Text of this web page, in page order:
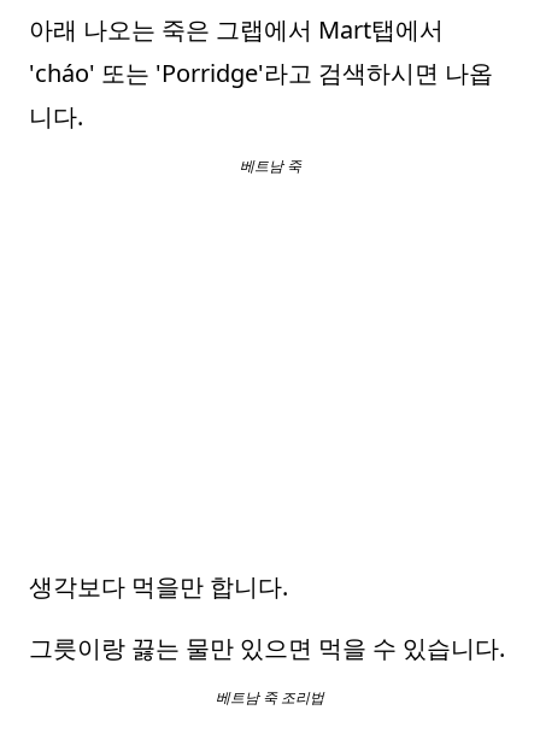
아래 나오는 죽은 그랩에서 Mart탭에서
'cháo' 또는 'Porridge'라고 검색하시면 나옵
니다.
베트남 죽
생각보다 먹을만 합니다.
그릇이랑 끓는 물만 있으면 먹을 수 있습니다.
베트남 죽 조리법